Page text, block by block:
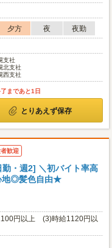
夕方 夜
夜勤
支社
北支社
西支社
まであと1日
とりあえず保存
歓迎
勤・週2] ＼初バイト率高
地◎髪色自由★
円以上 (3)時給1120円以